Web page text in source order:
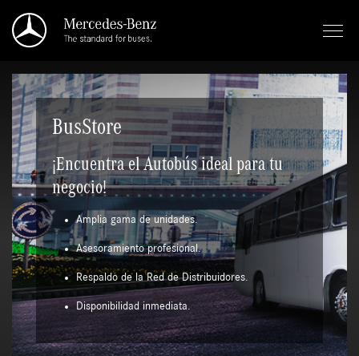
BusStore
¡Encuentra el Autobús ideal para tu
negocio!
Amplia gama de unidades.
Asesoramiento profesional.
Respaldo de la Red de Distribuidores.
Disponibilidad inmediata.